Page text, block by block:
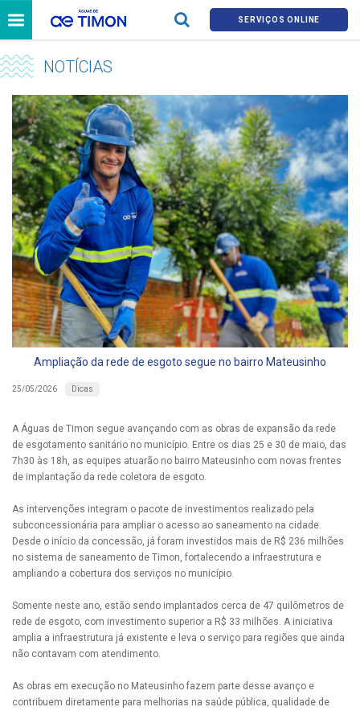
SERVIÇOS ONLINE
NOTÍCIAS
Ampliação da rede de esgoto segue no bairro Mateusinho
25/05/2026 Dicas
A Águas de Timon segue avançando com as obras de expansão da rede
de esgotamento sanitário no município. Entre os dias 25 e 30 de maio, das
7h30 às 18h, as equipes atuarão no bairro Mateusinho com novas frentes
de implantação da rede coletora de esgoto.
As intervenções integram o pacote de investimentos realizado pela
subconcessionária para ampliar o acesso ao saneamento na cidade.
Desde o início da concessão, já foram investidos mais de R$ 236 milhões
no sistema de saneamento de Timon, fortalecendo a infraestrutura e
ampliando a cobertura dos serviços no município.
Somente neste ano, estão sendo implantados cerca de 47 quilômetros de
rede de esgoto, com investimento superior a R$ 33 milhões. A iniciativa
amplia a infraestrutura já existente e leva o serviço para regiões que ainda
não contavam com atendimento.
As obras em execução no Mateusinho fazem parte desse avanço e
contribuem diretamente para melhorias na saúde pública, qualidade de